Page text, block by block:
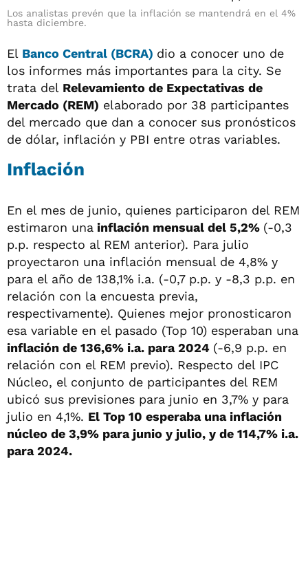
Los analistas prevén que la inflación se mantendrá en el 4%
hasta diciembre.
El Banco Central (BCRA) dio a conocer uno de
los informes más importantes para la city. Se
trata del Relevamiento de Expectativas de
Mercado (REM) elaborado por 38 participantes
del mercado que dan a conocer sus pronósticos
de dólar, inflación y PBI entre otras variables.
Inflación
En el mes de junio, quienes participaron del REM
estimaron una inflación mensual del 5,2% (-0,3
p.p. respecto al REM anterior). Para julio
proyectaron una inflación mensual de 4,8% y
para el año de 138,1% i.a. (-0,7 p.p. y -8,3 p.p. en
relación con la encuesta previa,
respectivamente). Quienes mejor pronosticaron
esa variable en el pasado (Top 10) esperaban una
inflación de 136,6% i.a. para 2024 (-6,9 p.p. en
relación con el REM previo). Respecto del IPC
Núcleo, el conjunto de participantes del REM
ubicó sus previsiones para junio en 3,7% y para
julio en 4,1%. El Top 10 esperaba una inflación
núcleo de 3,9% para junio y julio, y de 114,7% i.a.
para 2024.